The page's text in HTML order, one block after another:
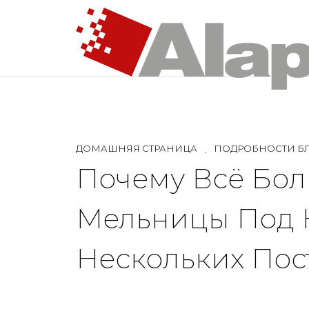
ДОМАШНЯЯ СТРАНИЦА ПОДРОБНОСТИ
Почему Всё
Мельницы Под
Нескольких